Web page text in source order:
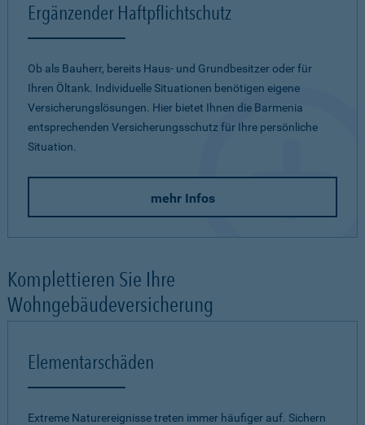
Ergänzender Haftpflichtschutz
Ob als Bauherr, bereits Haus- und Grundbesitzer oder für
Ihren Öltank. Individuelle Situationen benötigen eigene
Versicherungslösungen. Hier bietet Ihnen die Barmenia
entsprechenden Versicherungsschutz für Ihre persönliche
Situation.
mehr Infos
Komplettieren Sie Ihre
Wohngebäudeversicherung
Elementarschäden
Extreme Naturereignisse treten immer häufiger auf. Sichern